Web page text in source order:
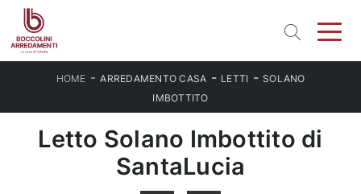
HOME -ARREDAMENTO CASA - LETTI - SOLANO
IMBOTTITO
Letto Solano Imbottito di
SantaLucia